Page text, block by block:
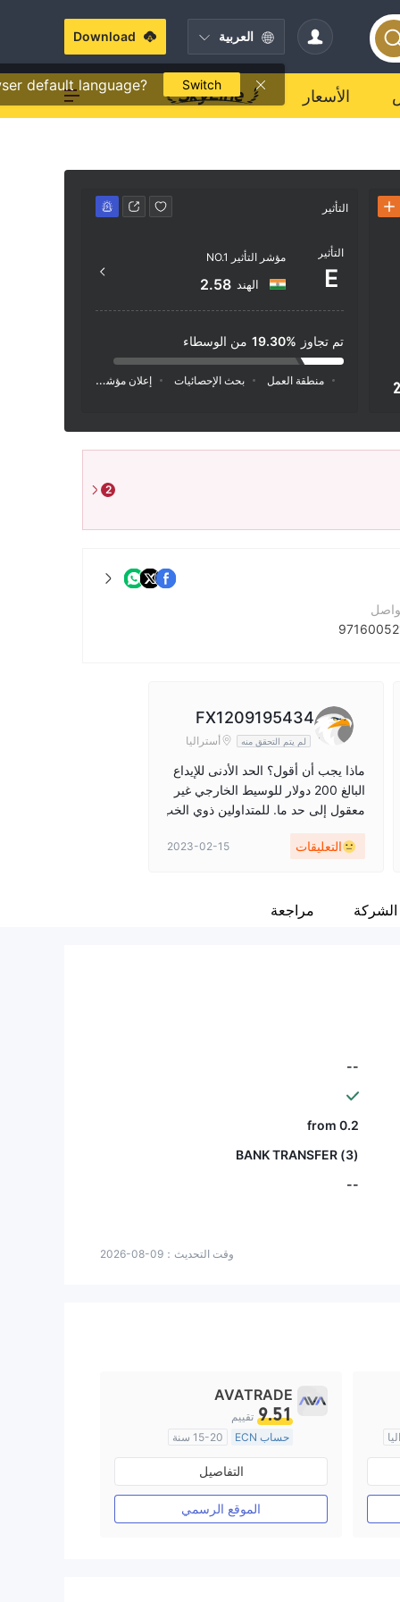
العربية
default language? Switch
Download
الأسعار
التأثير
التأثير
E
مؤشر التأثير NO.1
الهند 2.58
تم تجاوز 19.30% من الوسطاء
منطقة العمل بحث الإحصائيات إعلان مؤشر السوشيال ميديا
2
FX1209195434
لم يتم التحقق منه أستراليا
ماذا يجب أن أقول؟ الحد الأدنى للإيداع
البالغ 200 دولار للوسيط الخارجي غير
معقول إلى حد ما. للمتداولين ذوي الخب
ي يطلب إيداع أقل من التداول مع هذا ا
التعليقات 2023-02-15
مراجعة
--
from 0.2
(3) BANK TRANSFER
--
وقت التحديث： 2026-08-09
AVATRADE
9.51 تقييم
حساب ECN
15-20 سنة
منظمة في أستراليا
صناعة السوق (MM)
رخصة كاملة ميتاتريدر ٤
التفاصيل
الموقع الرسمي